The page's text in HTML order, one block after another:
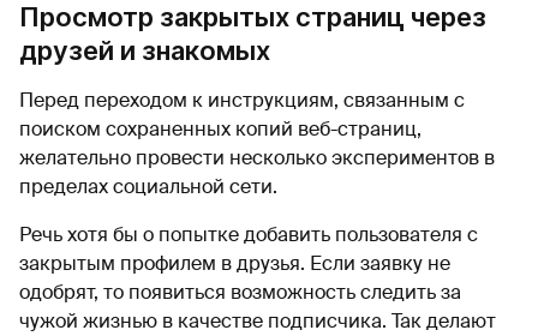
Просмотр закрытых страниц через
друзей и знакомых
Перед переходом к инструкциям, связанным с
поиском сохраненных копий веб-страниц,
желательно провести несколько экспериментов в
пределах социальной сети.
Речь хотя бы о попытке добавить пользователя с
закрытым профилем в друзья. Если заявку не
одобрят, то появиться возможность следить за
чужой жизнью в качестве подписчика. Так делают